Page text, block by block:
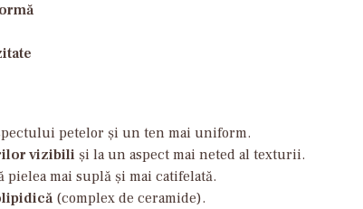
petelor și un ten mai uniform.
vizibili și la un aspect mai neted al texturii.
pielea mai suplă și mai catifelată.
(complex de ceramide).